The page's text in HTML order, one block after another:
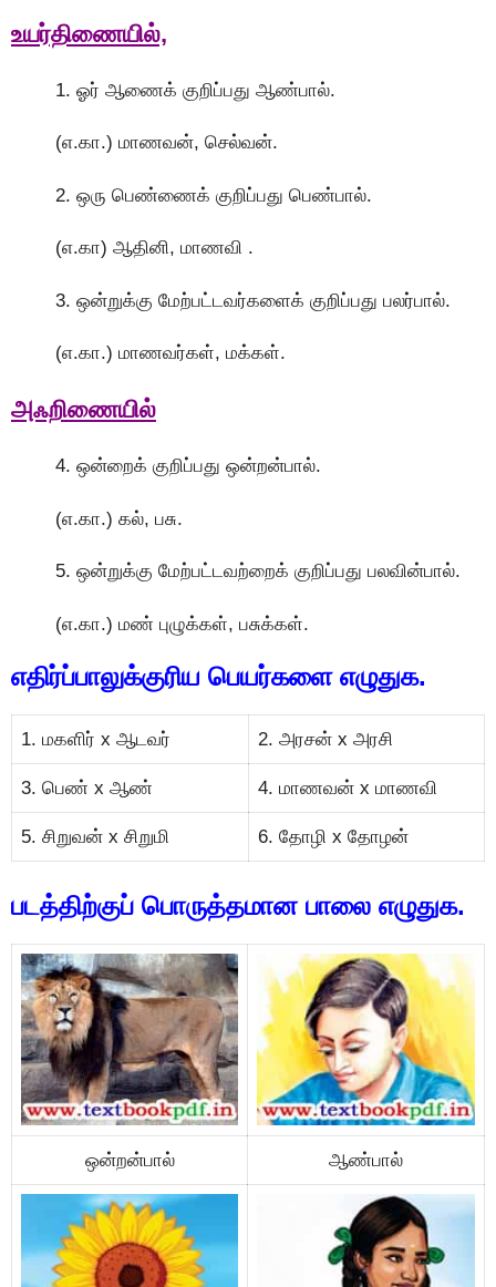
உயர்திணையில்,
1. ஓர் ஆணைக் குறிப்பது ஆண்பால்.
(எ.கா.) மாணவன், செல்வன்.
2. ஒரு பெண்ணைக் குறிப்பது பெண்பால்.
(எ.கா) ஆதினி, மாணவி .
3. ஒன்றுக்கு மேற்பட்டவர்களைக் குறிப்பது பலர்பால்.
(எ.கா.) மாணவர்கள், மக்கள்.
அஃறிணையில்
4. ஒன்றைக் குறிப்பது ஒன்றன்பால்.
(எ.கா.) கல், பசு.
5. ஒன்றுக்கு மேற்பட்டவற்றைக் குறிப்பது பலவின்பால்.
(எ.கா.) மண் புழுக்கள், பசுக்கள்.
எதிர்ப்பாலுக்குரிய பெயர்களை எழுதுக.
1. மகளிர் x ஆடவர் 2. அரசன் x அரசி
3. பெண் x ஆண் 4. மாணவன் x மாணவி
5. சிறுவன் x சிறுமி 6. தோழி x தோழன்
படத்திற்குப் பொருத்தமான பாலை எழுதுக.
ஒன்றன்பால் ஆண்பால்